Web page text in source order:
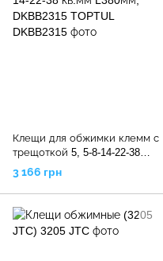
Клещи для обжимки клемм с
трещоткой 5, 5-8-14-22-38
кв.мм L380мм, DKBB2315
TOPTUL
3 166 грн